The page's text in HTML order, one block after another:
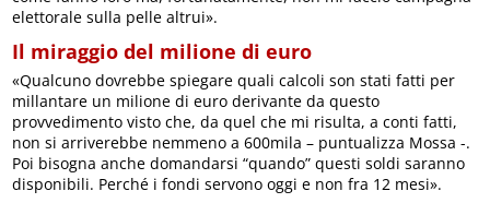
elettorale sulla pelle altrui».
Il miraggio del milione di euro
«Qualcuno dovrebbe spiegare quali calcoli son stati fatti per
millantare un milione di euro derivante da questo
provvedimento visto che, da quel che mi risulta, a conti fatti,
non si arriverebbe nemmeno a 600mila – puntualizza Mossa -.
Poi bisogna anche domandarsi “quando” questi soldi saranno
disponibili. Perché i fondi servono oggi e non fra 12 mesi».